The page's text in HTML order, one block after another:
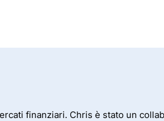
finanziari. Chris è stato un